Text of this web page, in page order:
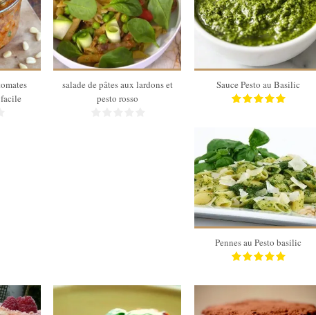
4 pers
10 Min
salade de pâtes aux lardons et
pesto rosso
220 gr
Sauce Pesto au Basilic
4 pers
15 Min
Pennes au Pesto basilic